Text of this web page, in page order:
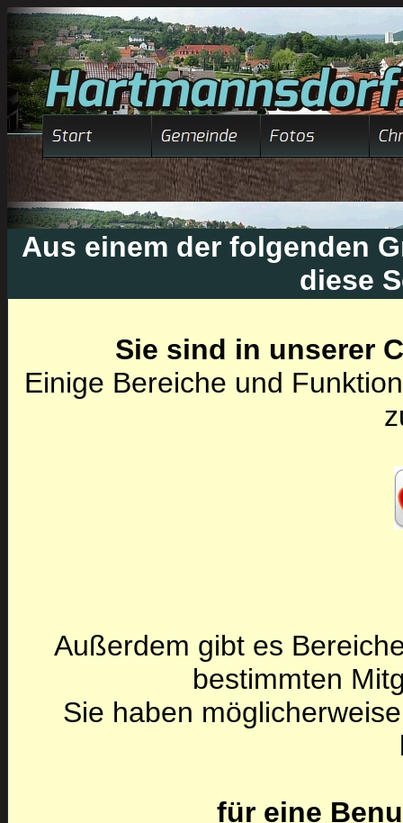
Aus einem der folgenden
diese
Sie sind in unserer
Einige Bereiche und
Außerdem gibt es
bestimmten
Sie haben
für eine